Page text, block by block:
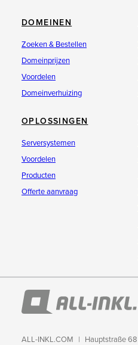
DOMEINEN
Zoeken & Bestellen
Domeinprijzen
Voordelen
Domeinverhuizing
OPLOSSINGEN
Serversystemen
Voordelen
Producten
Offerte aanvraag
ALL-INKL.COM Hauptstraße 68